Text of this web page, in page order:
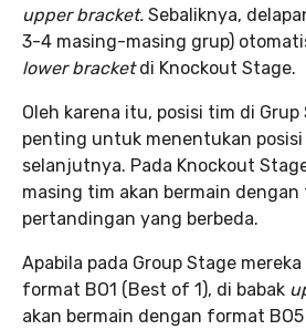
upper bracket. Sebaliknya,
3-4 masing-masing grup)
lower bracketdi Knockout Stage.
Oleh karena itu, posisi tim di
penting untuk menentukan posisi
selanjutnya. Pada Knockout
masing tim akan bermain
pertandingan yang berbeda.
Apabila pada Group Stage
format BO1 (Best of 1), di babak
akan bermain dengan format